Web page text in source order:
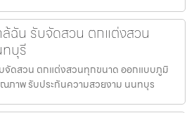
ฉัน รับจัดสวน ตกแต่งสวน
บุรี
จัดสวน ตกแต่งสวนทุกขนาด ออกแบบภูมิ
ภาพ รับประกันความสวยงาม นนทบุร